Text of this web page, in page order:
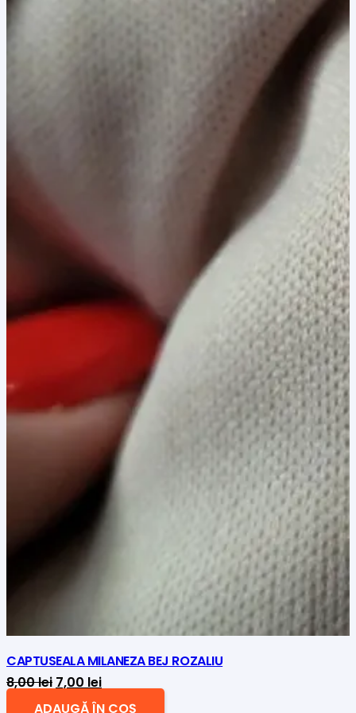
CAPTUSEALA MILANEZA BEJ ROZALIU
8,00lei Prețul
inițial
7,00 leiPrețul
curent
ADAUGĂ ÎN COȘ